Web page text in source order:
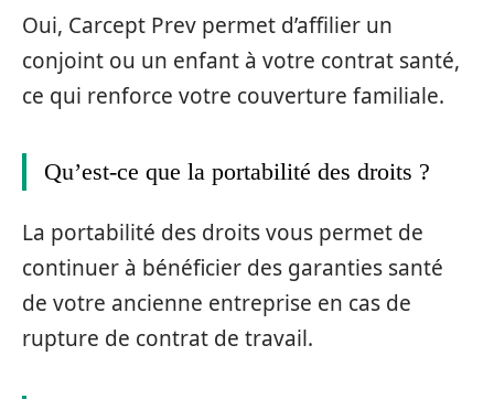
Oui, Carcept Prev permet d’affilier un
conjoint ou un enfant à votre contrat santé,
ce qui renforce votre couverture familiale.
Qu’est-ce que la portabilité des droits ?
La portabilité des droits vous permet de
continuer à bénéficier des garanties santé
de votre ancienne entreprise en cas de
rupture de contrat de travail.